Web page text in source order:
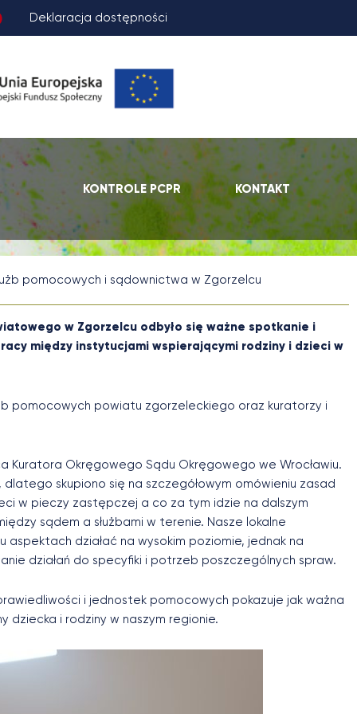
Deklaracja dostępności
KONTROLE PCPR KONTAKT
pomocowych i sądownictwa w Zgorzelcu
w Zgorzelcu odbyło się ważne spotkanie i
między instytucjami wspierającymi rodziny i dzieci w
pomocowych powiatu zgorzeleckiego oraz kuratorzy i
Kuratora Okręgowego Sądu Okręgowego we Wrocławiu.
skupiono się na szczegółowym omówieniu zasad
w pieczy zastępczej a co za tym idzie na dalszym
sądem a służbami w terenie. Nasze lokalne
działać na wysokim poziomie, jednak na
działań do specyfiki i potrzeb poszczególnych spraw.
i jednostek pomocowych pokazuje jak ważna
dziecka i rodziny w naszym regionie.